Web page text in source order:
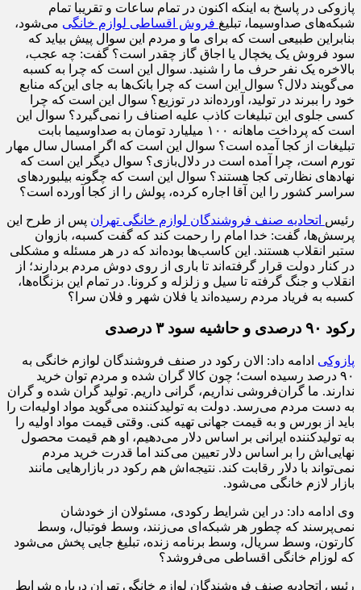
پازوکی در پاسخ به اینکه اکنون در تمام ساعات و تقریبا تمام
شبکه‌های صداوسیما، تبلیغ فروش اقساطی لوازم خانگی می‌شود،
بنابراین طبیعی است که برای ما و مردم این سوال پیش بیاید که
سود فروش یک یخچال یا اجاق گاز چقدر است؟ گفت: چه عجب،
بالاخره یک نفر حرف ما را شنید. سوال این است که چرا به کسبه
می‌گویند دلال؟ سوال این است که چرا بانک‌ها به جای این‌که منابع
خود را ببرند در تولید، آورده‌اند در توزیع؟ سوال این است که چرا
کسی جلوی این تبلیغات کاذب علیه اصناف را نمی‌گیرد؟ سوال این
است که پرداخت ماهانه ۱۰۰ میلیارد تومان به صداوسیما بابت
تبلیغات از کجا آمده است؟ سوال این است که اگر امسال سال مهار
تورم است، چرا آمده است در دلال‌بازی؟ سوال دیگر این است که
نهادهای نظارتی کجا هستند؟ سوال این است که چگونه بیلبوردهای
سراسر کشور را این آقا اجاره کرده، پولش را از کجا آورده است؟
رئیس اتحادیه صنف فروشندگان لوازم خانگی تهران پس از طرح این
پرسش‌ها، گفت: خدا امام را رحمت کند که گفت کسبه، بازوان
ستبر انقلاب هستند. این کاسب‌ها بوده‌اند که در هر مسئله و مشکلی
در کنار دولت قرار گرفته‌اند تا باری از روی دوش مردم بردارند؛ از
انقلاب و جنگ گرفته تا سیل و زلزله و کرونا. در تمام این بزنگاه‌ها،
کسبه به فریاد مردم رسیده‌اند یا فلان شهر و فلان سرا؟
رکود ۹۰ درصدی و حاشیه سود۳ درصدی
پازوکی ادامه داد: الان رکود در صنف فروشندگان لوازم خانگی به
۹۰ درصد رسیده است؛ چون کالا گران شده و مردم توان خرید
ندارند. ما گران‌فروشی نداریم، گرانی داریم. تولید گران شده و گران
به دست مردم می‌رسد. دولت به تولیدکننده می‌گوید مواد اولیه‌ات را
باید از بورس و به قیمت جهانی تهیه کنی. وقتی قیمت مواد اولیه را
به تولیدکننده ایرانی بر اساس دلار می‌دهیم، او هم قیمت محصول
نهایی‌اش را بر اساس دلار تعیین می‌کند اما قدرت خرید مردم
نمی‌تواند با دلار رقابت کند. نتیجه‌اش هم رکود در بازارهایی مانند
بازار لازم خانگی می‌شود.
وی ادامه داد: در این شرایط رکودی، مسئولان از خودشان
نمی‌پرسند که چطور هر شبکه‌ای می‌زنند، وسط فوتبال، وسط
کارتون، وسط سریال، وسط برنامه زنده، تبلیغ جایی پخش می‌شود
که لوزام خانگی اقساطی می‌فروشد؟
رئیس اتحادیه صنف فروشندگان لوازم خانگی تهران درباره شرایط